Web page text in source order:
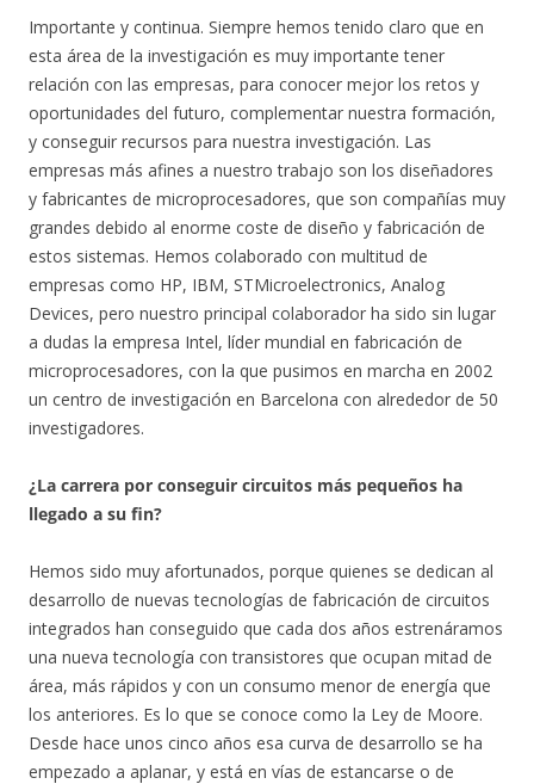
Importante y continua. Siempre hemos tenido claro que en
esta área de la investigación es muy importante tener
relación con las empresas, para conocer mejor los retos y
oportunidades del futuro, complementar nuestra formación,
y conseguir recursos para nuestra investigación. Las
empresas más afines a nuestro trabajo son los diseñadores
y fabricantes de microprocesadores, que son compañías muy
grandes debido al enorme coste de diseño y fabricación de
estos sistemas. Hemos colaborado con multitud de
empresas como HP, IBM, STMicroelectronics, Analog
Devices, pero nuestro principal colaborador ha sido sin lugar
a dudas la empresa Intel, líder mundial en fabricación de
microprocesadores, con la que pusimos en marcha en 2002
un centro de investigación en Barcelona con alrededor de 50
investigadores.
¿La carrera por conseguir circuitos más pequeños ha
llegado a su fin?
Hemos sido muy afortunados, porque quienes se dedican al
desarrollo de nuevas tecnologías de fabricación de circuitos
integrados han conseguido que cada dos años estrenáramos
una nueva tecnología con transistores que ocupan mitad de
área, más rápidos y con un consumo menor de energía que
los anteriores. Es lo que se conoce como la Ley de Moore.
Desde hace unos cinco años esa curva de desarrollo se ha
empezado a aplanar, y está en vías de estancarse o de